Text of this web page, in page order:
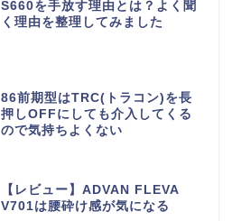
S660を手放す理由とは？よく聞
く理由を整理してみました
86前期型はTRC(トラコン)を長
押しOFFにしても介入してくる
ので気持ちよくない
【レビュー】ADVAN FLEVA
V701は腰砕け感が気になる